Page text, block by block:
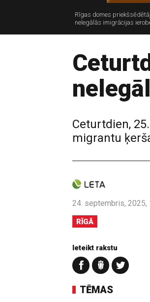
Rīgas domes
nelegālās imigrācijas
Ceturtdien,
migrantu
24. septembris, 2025,
RĪGĀ
Ieteikt rakstu
TĒMAS